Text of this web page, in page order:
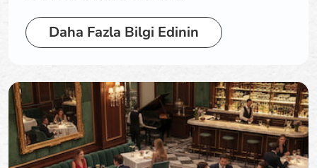
Daha Fazla Bilgi Edinin